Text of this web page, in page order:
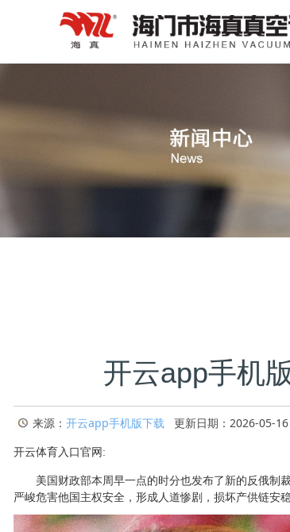
开云app手机
来源： 开云app手机版下载 更新日期：2026-05-16
开云体育入口官网:
美国财政部本周早一点的时分也发布了新的反俄制裁
严峻危害他国主权安全，形成人道惨剧，损坏产供链安